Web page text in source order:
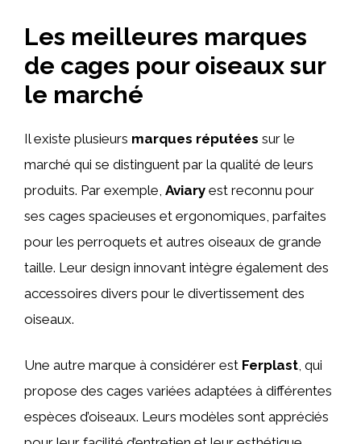
Les meilleures marques
de cages pour oiseaux sur
le marché
Il existe plusieurs marques réputées sur le
marché qui se distinguent par la qualité de leurs
produits. Par exemple, Aviary est reconnu pour
ses cages spacieuses et ergonomiques, parfaites
pour les perroquets et autres oiseaux de grande
taille. Leur design innovant intègre également des
accessoires divers pour le divertissement des
oiseaux.
Une autre marque à considérer est Ferplast, qui
propose des cages variées adaptées à différentes
espèces d’oiseaux. Leurs modèles sont appréciés